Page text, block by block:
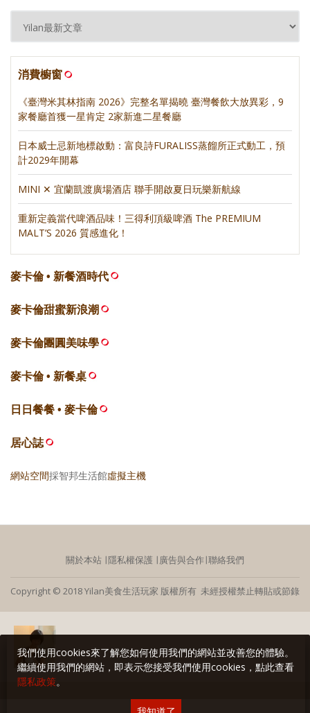
消費櫥窗
《臺灣米其林指南 2026》完整名單揭曉 臺灣餐飲大放異彩，9
家餐廳首獲一星肯定 2家新進二星餐廳
日本威士忌新地標啟動：富良詩FURALISS蒸餾所正式動工，預
計2029年開幕
MINI ✕ 宜蘭凱渡廣場酒店 聯手開啟夏日玩樂新航線
重新定義當代啤酒品味！三得利頂級啤酒 The PREMIUM
MALT’S 2026 質感進化！
麥卡倫 • 新餐酒時代
麥卡倫甜蜜新浪潮
麥卡倫團圓美味學
麥卡倫 • 新餐桌
日日餐餐 • 麥卡倫
居心誌
網站空間採智邦生活館虛擬主機
關於本站 ∣隱私權保護 ∣ 廣告與合作∣聯絡我們
Copyright © 2018 Yilan美食生活玩家 版權所有 未經授權禁止轉貼或節錄
我們使用cookies來了解您如何使用我們的網站並改善您的體驗。
繼續使用我們的網站，即表示您接受我們使用cookies，點此查看
隱私政策。